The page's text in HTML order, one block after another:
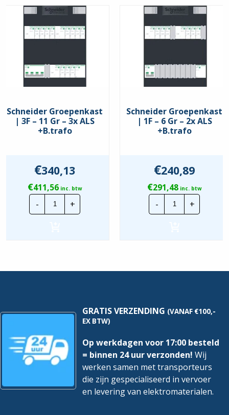
Schneider Groepenkast
| 3F – 11 Gr – 3x ALS
+B.trafo
€340,13
€411,56inc. btw
-
Schneider
Groepenkast
|
ALS
+
Schneider Groepenkast
| 1F – 6 Gr – 2x ALS
+B.trafo
€240,89
€291,48inc. btw
-
Schneider
Groepenkast
|
ALS
+
GRATIS VERZENDING (VANAF €100,-
EX BTW)
Op werkdagen voor 17:00 besteld
= binnen 24 uur verzonden! Wij
werken samen met transporteurs
die zijn gespecialiseerd in vervoer
en levering van elektromaterialen.